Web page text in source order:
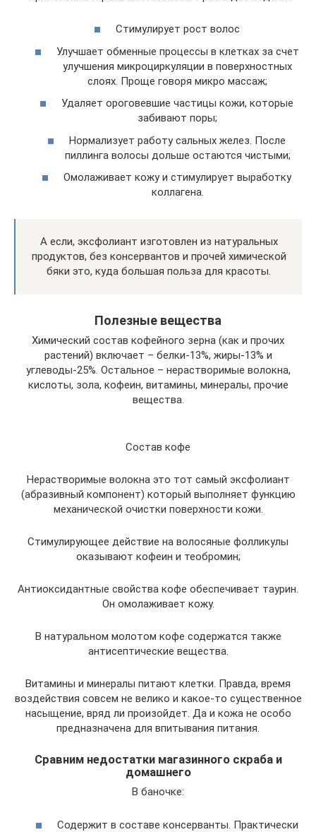
Стимулирует рост волос
Улучшает обменные процессы в клетках за счет
улучшения микроциркуляции в поверхностных
слоях. Проще говоря микро массаж;
Удаляет ороговевшие частицы кожи, которые
забивают поры;
Нормализует работу сальных желез. После
пиллинга волосы дольше остаются чистыми;
Омолаживает кожу и стимулирует выработку
коллагена.
А если, эксфолиант изготовлен из натуральных
продуктов, без консервантов и прочей химической
бяки это, куда большая польза для красоты.
Полезные вещества
Химический состав кофейного зерна (как и прочих
растений) включает – белки-13%, жиры-13% и
углеводы-25%. Остальное – нерастворимые волокна,
кислоты, зола, кофеин, витамины, минералы, прочие
вещества.
Состав кофе
Нерастворимые волокна это тот самый эксфолиант
(абразивный компонент) который выполняет функцию
механической очистки поверхности кожи.
Стимулирующее действие на волосяные фолликулы
оказывают кофеин и теобромин;
Антиоксидантные свойства кофе обеспечивает таурин.
Он омолаживает кожу.
В натуральном молотом кофе содержатся также
антисептические вещества.
Витамины и минералы питают клетки. Правда, время
воздействия совсем не велико и какое-то существенное
насыщение, вряд ли произойдет. Да и кожа не особо
предназначена для впитывания питания.
Сравним недостатки магазинного скраба и
домашнего
В баночке:
Содержит в составе консерванты. Практически